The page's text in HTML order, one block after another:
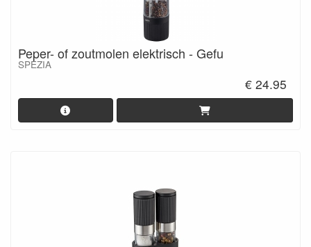
Peper- of zoutmolen elektrisch - Gefu
SPEZIA
€ 24.95